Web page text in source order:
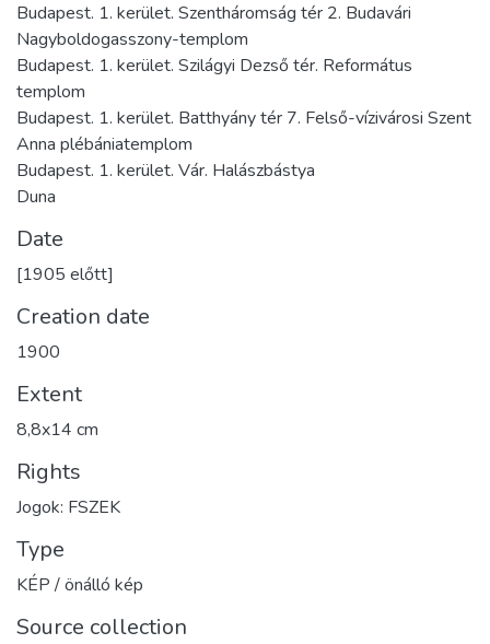
Budapest. 1. kerület. Szentháromság tér 2. Budavári
Nagyboldogasszony-templom
Budapest. 1. kerület. Szilágyi Dezső tér. Református
templom
Budapest. 1. kerület. Batthyány tér 7. Felső-vízivárosi Szent
Anna plébániatemplom
Budapest. 1. kerület. Vár. Halászbástya
Duna
Date
[1905 előtt]
Creation date
1900
Extent
8,8x14 cm
Rights
Jogok: FSZEK
Type
KÉP / önálló kép
Source collection